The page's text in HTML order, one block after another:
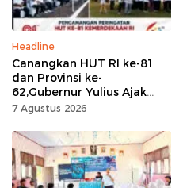
Headline
Canangkan HUT RI ke-81
dan Provinsi ke-
62,Gubernur Yulius Ajak
Seluruh Masyarakat
Kemerdekaan Momentum
Kerja Keras
7 Agustus 2026